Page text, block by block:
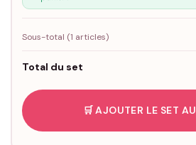
Sous-total (1 articles)
Total du set
🛒 AJOUTER LE SET